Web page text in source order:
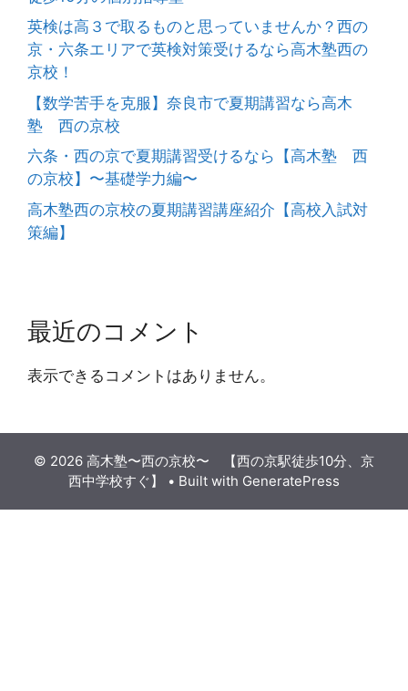
英検は高３で取るものと思っていませんか？西の
京・六条エリアで英検対策受けるなら高木塾西の
京校！
【数学苦手を克服】奈良市で夏期講習なら高木
塾 西の京校
六条・西の京で夏期講習受けるなら【高木塾 西
の京校】〜基礎学力編〜
高木塾西の京校の夏期講習講座紹介【高校入試対
策編】
最近のコメント
表示できるコメントはありません。
© 2026 高木塾〜西の京校〜 【西の京駅徒歩10分、京
西中学校すぐ】
• Built with GeneratePress